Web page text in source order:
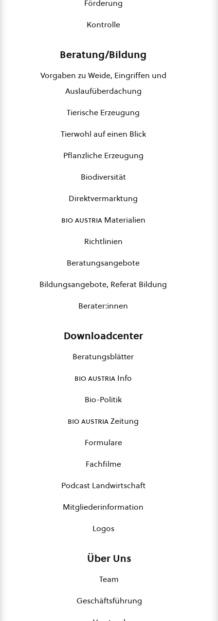
Förderung
Kontrolle
Beratung/Bildung
Vorgaben zu Weide, Eingriffen und
Auslaufüberdachung
Tierische Erzeugung
Tierwohl auf einen Blick
Pflanzliche Erzeugung
Biodiversität
Direktvermarktung
bio austriaMaterialien
Richtlinien
Beratungsangebote
Bildungsangebote, Referat Bildung
Berater:innen
Downloadcenter
Beratungsblätter
bio austria Info
Bio-Politik
bio austriaZeitung
Formulare
Fachfilme
Podcast Landwirtschaft
Mitgliederinformation
Logos
Über Uns
Team
Geschäftsführung